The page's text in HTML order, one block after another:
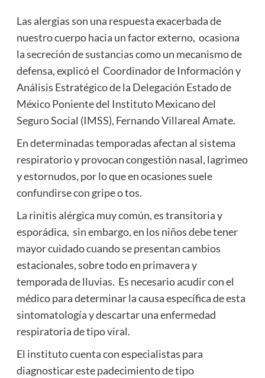
Las alergias son una respuesta exacerbada de
nuestro cuerpo hacia un factor externo, ocasiona
la secreción de sustancias como un mecanismo de
defensa, explicó el Coordinador de Información y
Análisis Estratégico de la Delegación Estado de
México Poniente del Instituto Mexicano del
Seguro Social (IMSS), Fernando Villareal Amate.
En determinadas temporadas afectan al sistema
respiratorio y provocan congestión nasal, lagrimeo
y estornudos, por lo que en ocasiones suele
confundirse con gripe o tos.
La rinitis alérgica muy común, es transitoria y
esporádica, sin embargo, en los niños debe tener
mayor cuidado cuando se presentan cambios
estacionales, sobre todo en primavera y
temporada de lluvias. Es necesario acudir con el
médico para determinar la causa específica de esta
sintomatología y descartar una enfermedad
respiratoria de tipo viral.
El instituto cuenta con especialistas para
diagnosticar este padecimiento de tipo